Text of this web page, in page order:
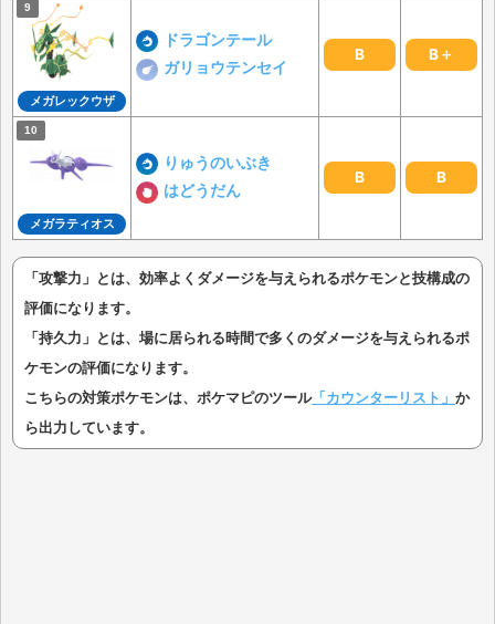
メガレックウザ
ドラゴンテール
ガリョウテンセイ
B B＋
メガラティオス
りゅうのいぶき
はどうだん
B B
「攻撃力」とは、効率よくダメージを与えられるポケモンと技構成の
評価になります。
「持久力」とは、場に居られる時間で多くのダメージを与えられるポ
ケモンの評価になります。
こちらの対策ポケモンは、ポケマピのツール「カウンターリスト」 か
ら出力しています。